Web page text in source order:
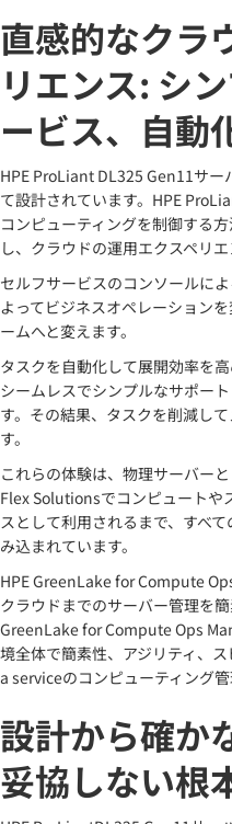
直感的なクラ
リエンス: シ
ービス、自動
HPE ProLiant DL325 Gen11サ
て設計されています。HPE
コンピューティングを制御する
し、クラウドの運用エクスペリエ
セルフサービスのコンソールに
よってビジネスオペレーション
ームへと変えます。
タスクを自動化して展開効率を
シームレスでシンプルなサポー
す。その結果、タスクを削減し
す。
これらの体験は、物理サーバー
Flex Solutionsでコンピュートや
スとして利用されるまで、すべ
み込まれています。
HPE GreenLake for Compute
クラウドまでのサーバー管理を
GreenLake for Compute Ops
境全体で簡素性、アジリティ、
a serviceのコンピューティング管
設計から確か
妥協しない根